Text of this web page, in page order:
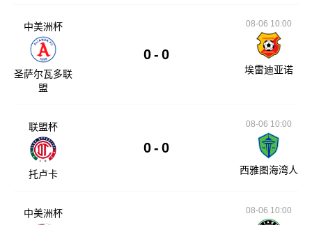
中美洲杯
圣萨尔瓦多联
盟
0 - 0
08-06 10:00
埃雷迪亚诺
联盟杯
托卢卡
0 - 0
08-06 10:00
西雅图海湾人
中美洲杯 08-06 10:00